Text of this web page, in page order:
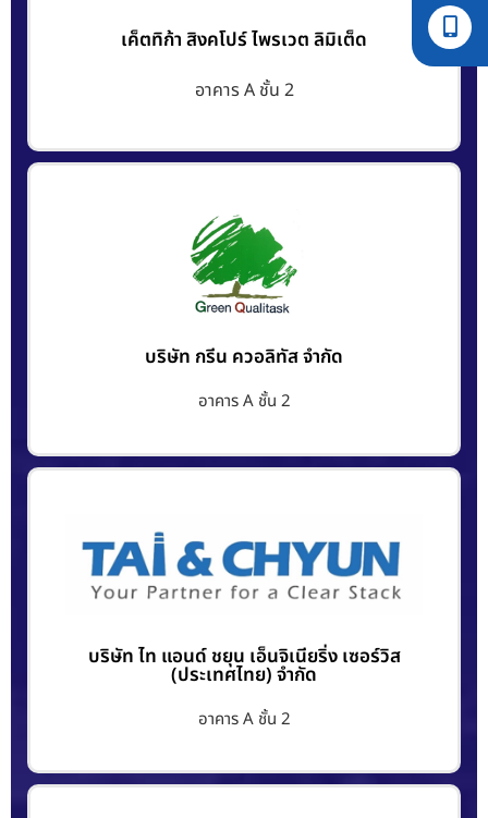
เค็ตทิก้า สิงคโปร์ ไพรเวต ลิมิเต็ด
อาคาร A ชั้น 2
บริษัท กรีน ควอลิทัส จำกัด
อาคาร A ชั้น 2
บริษัท ไท แอนด์ ชยุน เอ็นจิเนียริ่ง เซอร์วิส
(ประเทศไทย) จำกัด
อาคาร A ชั้น 2